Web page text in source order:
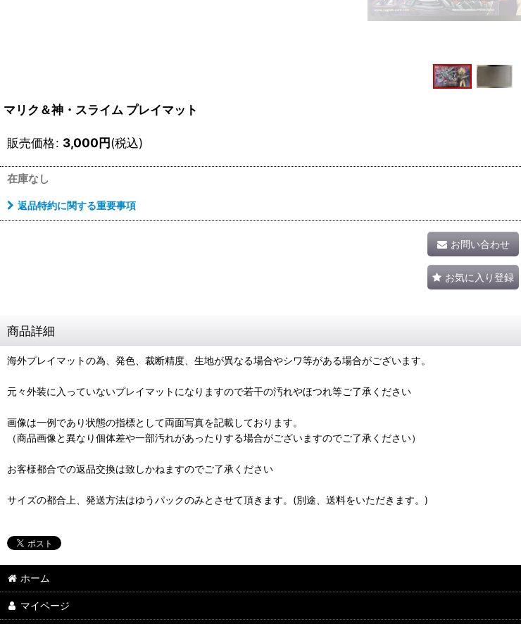
マリク＆神・スライム プレイマット
販売価格: 3,000円(税込)
在庫なし
返品特約に関する重要事項
お問い合わせ
お気に入り登録
商品詳細
海外プレイマットの為、発色、裁断精度、生地が異なる場合やシワ等がある場合がございます。
元々外装に入っていないプレイマットになりますので若干の汚れやほつれ等ご了承ください
画像は一例であり状態の指標として両面写真を記載しております。
（商品画像と異なり個体差や一部汚れがあったりする場合がございますのでご了承ください）
お客様都合での返品交換は致しかねますのでご了承ください
サイズの都合上、発送方法はゆうパックのみとさせて頂きます。(別途、送料をいただきます。)
ホーム
マイページ